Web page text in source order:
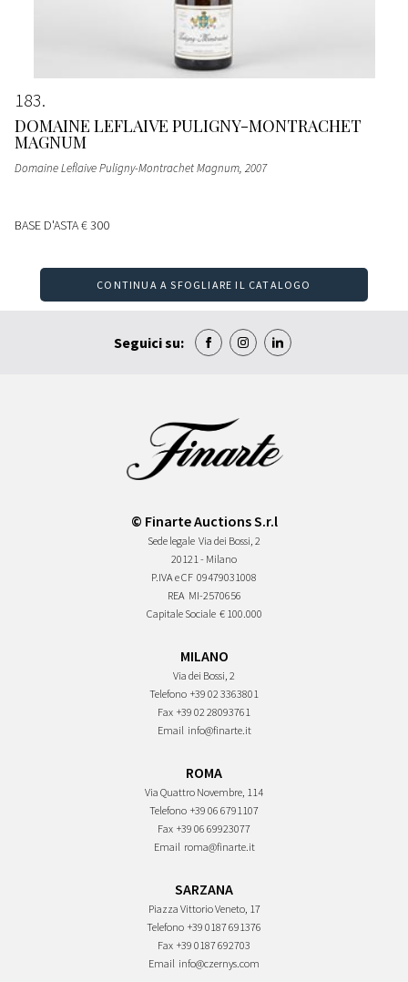
183
DOMAINE LEFLAIVE PULIGNY-MONTRACHET
MAGNUM
Domaine Leflaive Puligny-Montrachet Magnum, 2007
BASE D'ASTA€ 300
CONTINUA A SFOGLIARE IL CATALOGO
Seguici su:
© Finarte Auctions S.r.l
Sede legale Via dei Bossi, 2
20121 - Milano
P.IVA e CF 09479031008
REA MI-2570656
Capitale Sociale € 100.000
MILANO
Via dei Bossi, 2
Telefono +39 02 3363801
Fax +39 02 28093761
Email info@finarte.it
ROMA
Via Quattro Novembre, 114
Telefono +39 06 6791107
Fax +39 06 69923077
Email roma@finarte.it
SARZANA
Piazza Vittorio Veneto, 17
Telefono +39 0187 691376
Fax +39 0187 692703
Email info@czernys.com